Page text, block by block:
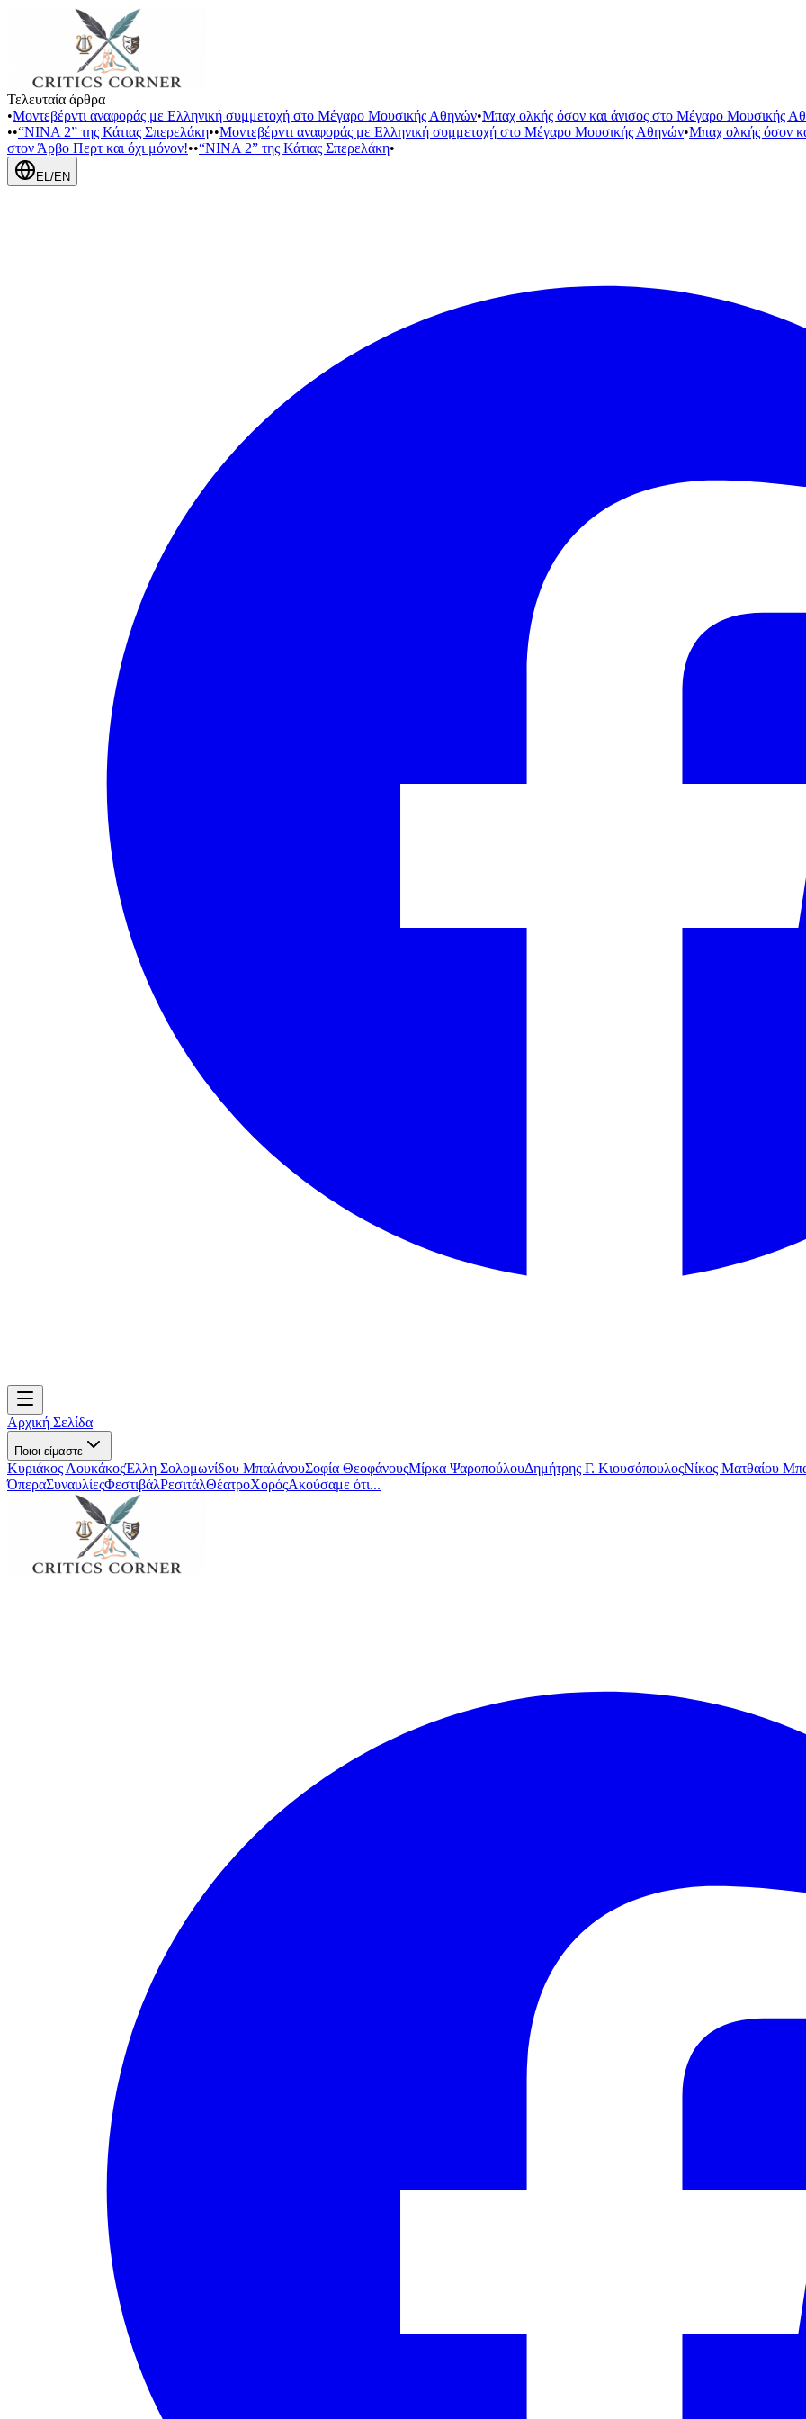
Τελευταία άρθρα
•Μοντεβέρντι αναφοράς με Ελληνική συμμετοχή στο Μέγαρο Μουσικής Αθηνών•Μπαχ ολκής όσον και άνισος στο Μέγαρο Μουσικής
••“NINA 2” της Κάτιας Σπερελάκη••Μοντεβέρντι αναφοράς με Ελληνική συμμετοχή στο Μέγαρο Μουσικής Αθηνών•Μπαχ ολκής όσον
στον Άρβο Περτ και όχι μόνον!••“NINA 2” της Κάτιας Σπερελάκη•
EL/EN
Αρχική Σελίδα
Ποιοι είμαστε
Κυριάκος ΛουκάκοςΈλλη Σολομωνίδου ΜπαλάνουΣοφία ΘεοφάνουςΜίρκα ΨαροπούλουΔημήτρης Γ. ΚιουσόπουλοςΝίκος Ματθαίου
ΌπεραΣυναυλίεςΦεστιβάλΡεσιτάλΘέατροΧορόςΑκούσαμε ότι...